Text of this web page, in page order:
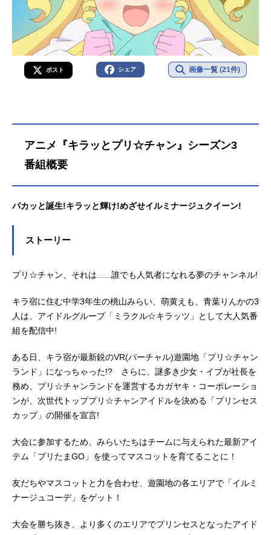
ポスト シェア 画像一覧 (21件)
アニメ『キラッとプリ☆チャン』シーズン3
番組概要
パカッと誕生!キラッと輝け!めざせイルミナージュクイーン!
ストーリー
プリ☆チャン、それは......誰でも人気者になれる夢のチャンネル!
キラ宿に住む中学3年生の桃山みらい、萌黄えも、青葉りんかの3
人は、アイドルグループ「ミラクル☆キラッツ」として大人気番
組を配信中!
ある日、キラ宿が最新鋭のVR(バーチャル)遊園地「プリ☆チャン
ランド」になっちゃった!? さらに、謎多き少女・イブが社長を
務め、プリ☆チャンランドを運営するカガヤキ・コーポレーショ
ンが、次世代トッププリ☆チャンアイドルを決める「プリンセス
カップ」の開催を宣言!
大会に参加するため、みらいたちはチームに与えられた最新アイ
テム「プリたまGO」を使ってマスコットを育てることに！
友だちやマスコットと力を合わせ、遊園地の各エリアで「イルミ
ナージュコーデ」をゲット！
大会を勝ち抜き、より多くのエリアでプリンセスとなったアイド